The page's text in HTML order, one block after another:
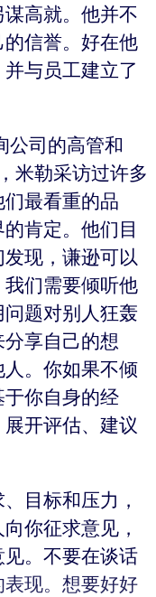
高就。他并不
信誉。好在他
与员工建立了
公司的高管和
米勒采访过许多
最看重的品
肯定。他们目
现，谦逊可以
们需要倾听他
题对别人狂轰
享自己的想
。你如果不倾
你自身的经
开评估、建议
目标和压力，
你征求意见，
。不要在谈话
现。想要好好